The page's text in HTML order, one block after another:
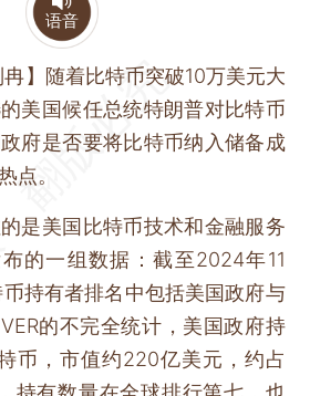
语音
】
随着比特币突破10万美元大
美国候任总统特朗普对比特币
府是否要将比特币纳入储备成
点。
美国比特币技术和金融服务
的一组数据：截至2024年11
持有者排名中包括美国政府与
的不完全统计，美国政府持
币，市值约220亿美元，约占